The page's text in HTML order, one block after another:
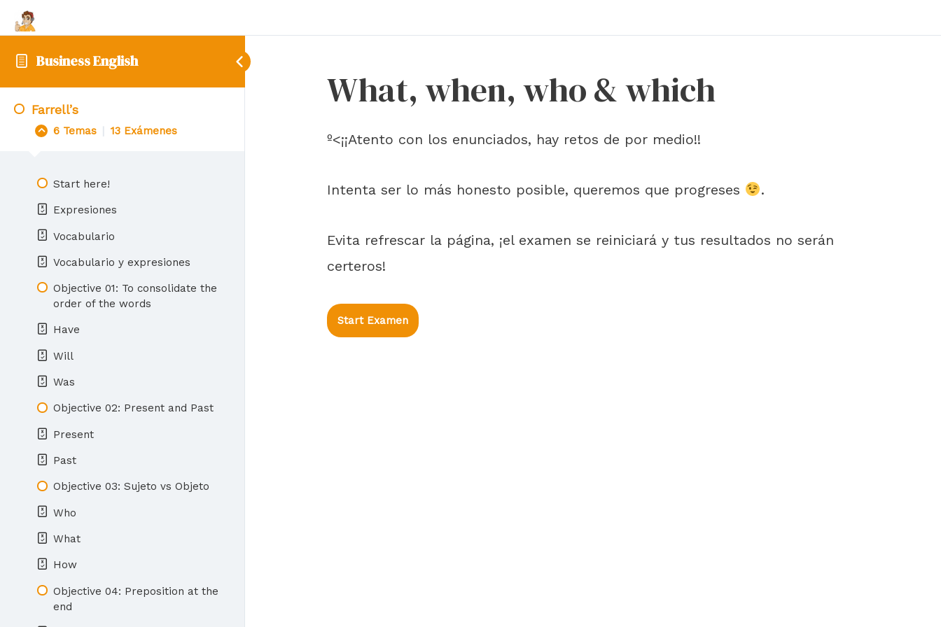
Business English
Farrell’s
6 Temas 13 Exámenes
Start here!
Expresiones
Vocabulario
Vocabulario y expresiones
Objective 01: To consolidate the
order of the words
Have
Will
Was
Objective 02: Present and Past
Present
Past
Objective 03: Sujeto vs Objeto
Who
What
How
Objective 04: Preposition at the
end
What, when, who & which
º<¡¡Atento con los enunciados, hay retos de por medio!!
Intenta ser lo más honesto posible, queremos que progreses .
Evita refrescar la página, ¡el examen se reiniciará y tus resultados no serán
certeros!